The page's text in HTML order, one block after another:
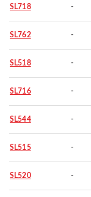
SL718 -
SL762 -
SL518 -
SL716 -
SL544 -
SL515 -
SL520 -